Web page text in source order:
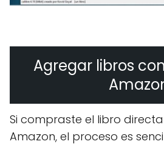
Agregar libros
Si compraste el libro
Amazon, el proceso es